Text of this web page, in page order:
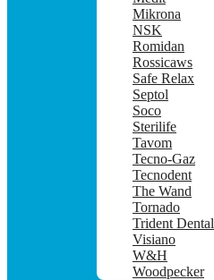
Mikrona
NSK
Romidan
Rossicaws
Safe Relax
Septol
Soco
Sterilife
Tavom
Tecno-Gaz
Tecnodent
The Wand
Tornado
Trident Dental
Visiano
W&H
Woodpecker